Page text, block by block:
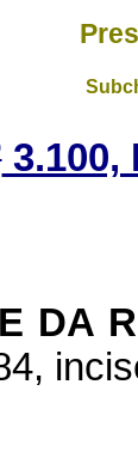
3.100,
DA